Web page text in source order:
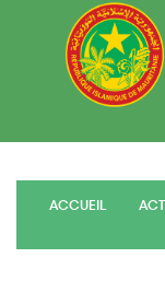
main
menu
ACCUEIL